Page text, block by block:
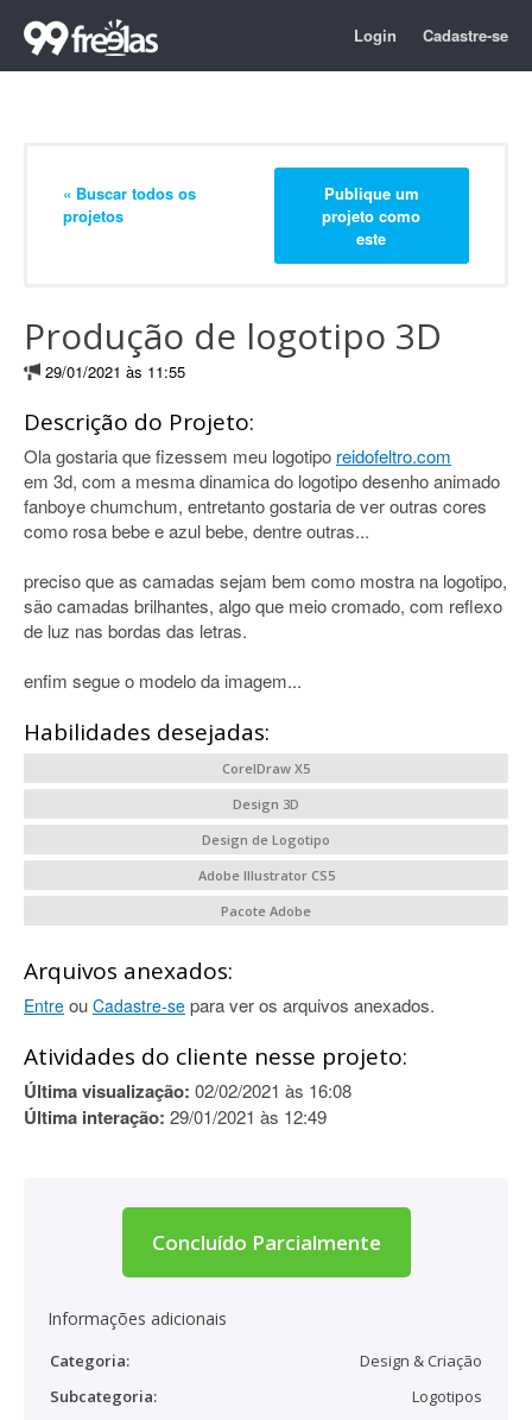
Login Cadastre-se
« Buscar todos os
projetos
Publique um
projeto como
este
Produção de logotipo 3D
29/01/2021 às 11:55
Descrição do Projeto:
Ola gostaria que fizessem meu logotipo reidofeltro.com
em 3d, com a mesma dinamica do logotipo desenho animado
fanboye chumchum, entretanto gostaria de ver outras cores
como rosa bebe e azul bebe, dentre outras...
preciso que as camadas sejam bem como mostra na logotipo,
são camadas brilhantes, algo que meio cromado, com reflexo
de luz nas bordas das letras.
enfim segue o modelo da imagem...
Habilidades desejadas:
CorelDraw X5
Design 3D
Design de Logotipo
Adobe Illustrator CS5
Pacote Adobe
Arquivos anexados:
Entre ou Cadastre-se para ver os arquivos anexados.
Atividades do cliente nesse projeto:
Última visualização: 02/02/2021 às 16:08
Última interação: 29/01/2021 às 12:49
Concluído Parcialmente
Informações adicionais
Categoria:
Design & Criação
Subcategoria:
Logotipos